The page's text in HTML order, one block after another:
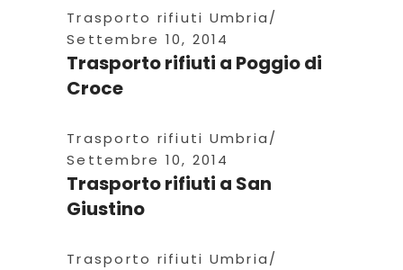
Trasporto rifiuti Umbria
Settembre 10, 2014
Trasporto rifiuti a Poggio di
Croce
Trasporto rifiuti Umbria
Settembre 10, 2014
Trasporto rifiuti a San
Giustino
Trasporto rifiuti Umbria